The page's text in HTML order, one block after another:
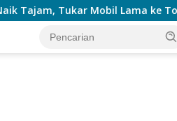
Lama ke Toyota Baru Jadi